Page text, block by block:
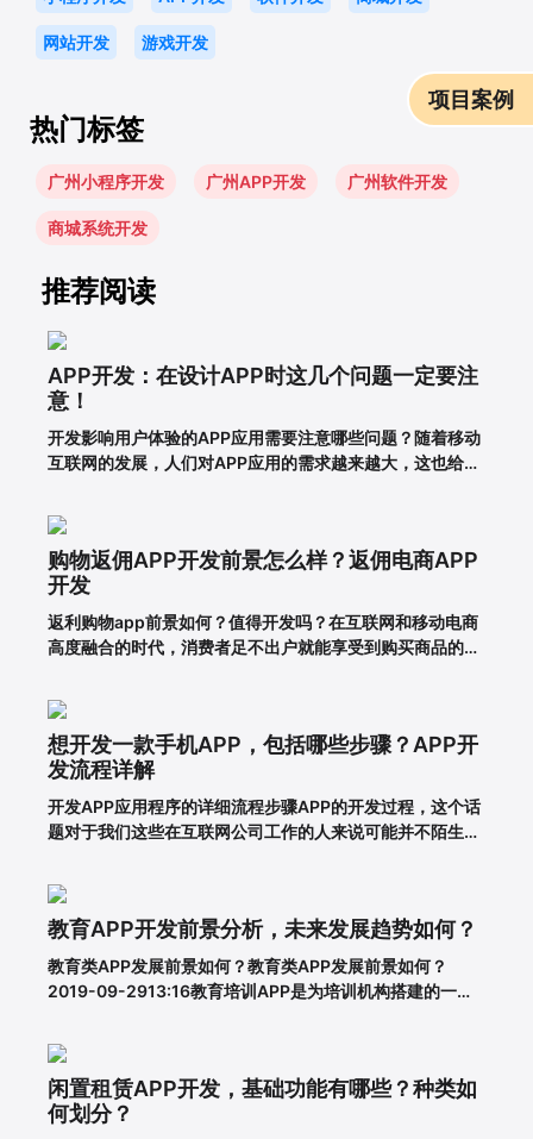
网站开发 游戏开发
热门标签
广州小程序开发 广州APP开发 广州软件开发
商城系统开发
推荐阅读
APP开发：在设计APP时这几个问题一定要注
意！
开发影响用户体验的APP应用需要注意哪些问题？随着移动
互联网的发展，人们对APP应用的需求越来越大，这也给企
望从中获得更多的发展机会。当然，并不仅仅是开发APP应
用就能达到目的。前提一定是保证APP应用的优秀用户体
验。这样，在
购物返佣APP开发前景怎么样？返佣电商APP
开发
返利购物app前景如何？值得开发吗？在互联网和移动电商
高度融合的时代，消费者足不出户就能享受到购买商品的便
用户，许多企业和商家开始致力于返利购物app的建设。返
利购物app有什么优势？一、在网络上购买商品有哪些利
弊?对于消费者的
想开发一款手机APP，包括哪些步骤？APP开
发流程详解
开发APP应用程序的详细流程步骤APP的开发过程，这个话
题对于我们这些在互联网公司工作的人来说可能并不陌生，
了。其实，APP开发的流程并不复杂，接下来就带大家一起
看一下一套完整的APP开发流程包含哪些步骤。一、基本功
能需求阶段0
教育APP开发前景分析，未来发展趋势如何？
教育类APP发展前景如何？教育类APP发展前景如何？
2019-09-2913:16教育培训APP是为培训机构搭建的一个
的来了吗？据调查，截至2018年6月，我国网民规模达8.02
亿，普及率57.7%。其中，手机网民规模已达7.8
闲置租赁APP开发，基础功能有哪些？种类如
何划分？
项目案例